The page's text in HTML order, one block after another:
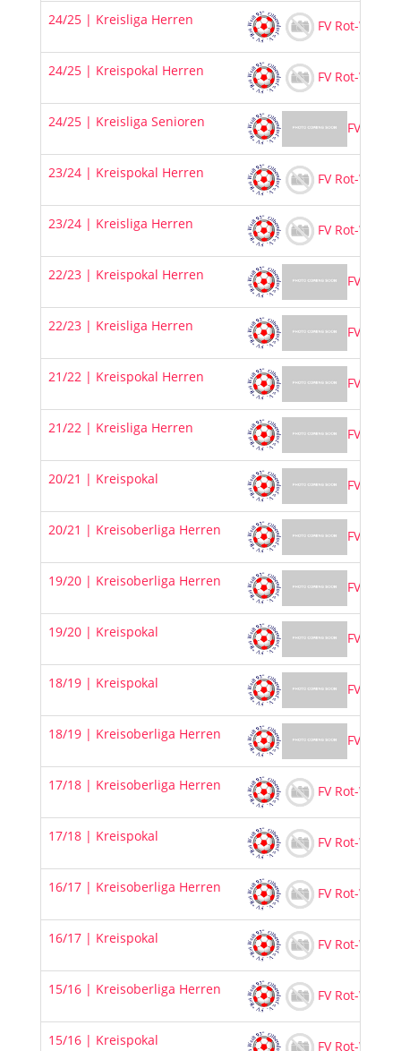
24/25 | Kreisliga Herren FV Rot-Weiß
24/25 | Kreispokal Herren FV Rot-Weiß
24/25 | Kreisliga Senioren FV Rot-
23/24 | Kreispokal Herren FV Rot-Weiß
23/24 | Kreisliga Herren FV Rot-Weiß
22/23 | Kreispokal Herren FV Rot-
22/23 | Kreisliga Herren FV Rot-
21/22 | Kreispokal Herren FV Rot-
21/22 | Kreisliga Herren FV Rot-
20/21 | Kreispokal FV Rot-
20/21 | Kreisoberliga Herren FV Rot-
19/20 | Kreisoberliga Herren FV Rot-
19/20 | Kreispokal FV Rot-
18/19 | Kreispokal FV Rot-
18/19 | Kreisoberliga Herren FV Rot-
17/18 | Kreisoberliga Herren FV Rot-Weiß
17/18 | Kreispokal FV Rot-Weiß
16/17 | Kreisoberliga Herren FV Rot-Weiß
16/17 | Kreispokal FV Rot-Weiß
15/16 | Kreisoberliga Herren FV Rot-Weiß
15/16 | Kreispokal FV Rot-Weiß